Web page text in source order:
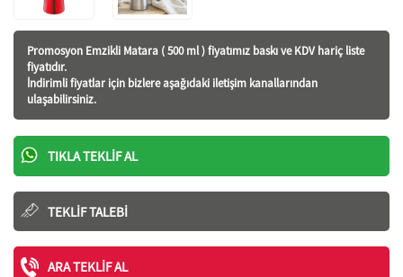
Promosyon Emzikli Matara ( 500 ml ) fiyatımız baskı ve KDV hariç liste
fiyatıdır.
İndirimli fiyatlar için bizlere aşağıdaki iletişim kanallarından
ulaşabilirsiniz.
TIKLA TEKLIF AL
TEKLIF TALEBI
ARA TEKLIF AL